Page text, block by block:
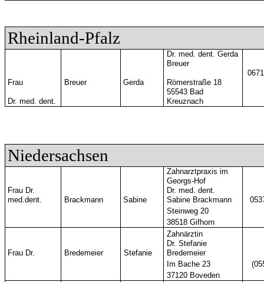
Rheinland-Pfalz
Dr. med. dent. Gerda
Breuer
Frau Breuer Gerda Römerstraße 18
Dr. med. dent.
55543 Bad
Kreuznach
Niedersachsen
Zahnarztpraxis im
Georgs-Hof
Frau Dr.
med.dent.
Brackmann Sabine
Dr. med. dent.
Sabine Brackmann
Steinweg 20
38518 Gifhorn
Zahnärztin
Frau Dr. Bredemeier Stefanie
Dr. Stefanie
Bredemeier
Im Bache 23
37120 Boveden